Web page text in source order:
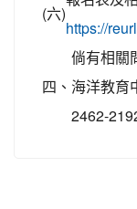
(六)
https://
四、
倘有相關
海洋教育
2462-